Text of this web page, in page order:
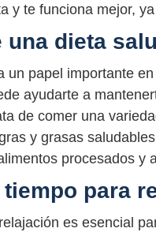
y te funciona mejor,
una dieta
un papel importante
ayudarte a
de comer una
y grasas
procesados y
tiempo para
es esencial